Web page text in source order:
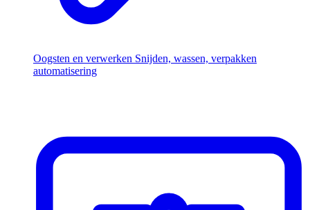
Oogsten en verwerken Snijden, wassen, verpakken
automatisering